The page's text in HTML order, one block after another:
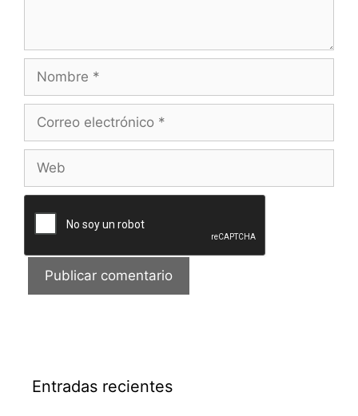
Nombre
Correo
Web
Entradas recientes